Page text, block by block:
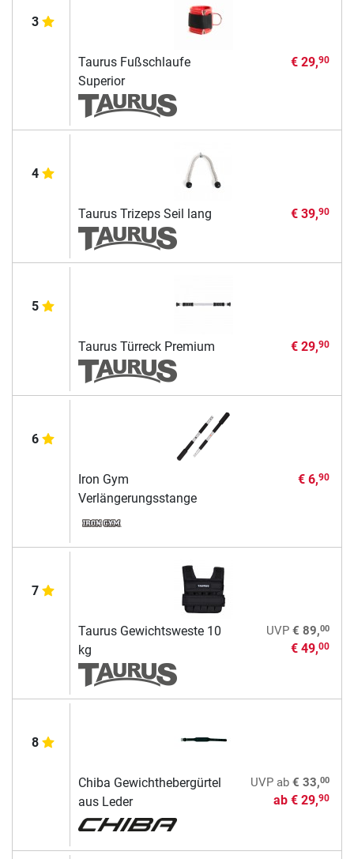
3
Taurus Fußschlaufe
Superior
€ 29,90
4
Taurus Trizeps Seil lang € 39,90
5
Taurus Türreck Premium € 29,90
6
Iron Gym
Verlängerungsstange
€ 6,90
7
Taurus Gewichtsweste 10
kg
UVP € 89,00
€ 49,00
8
Chiba Gewichthebergürtel
aus Leder
UVPab € 33,00
ab € 29,90